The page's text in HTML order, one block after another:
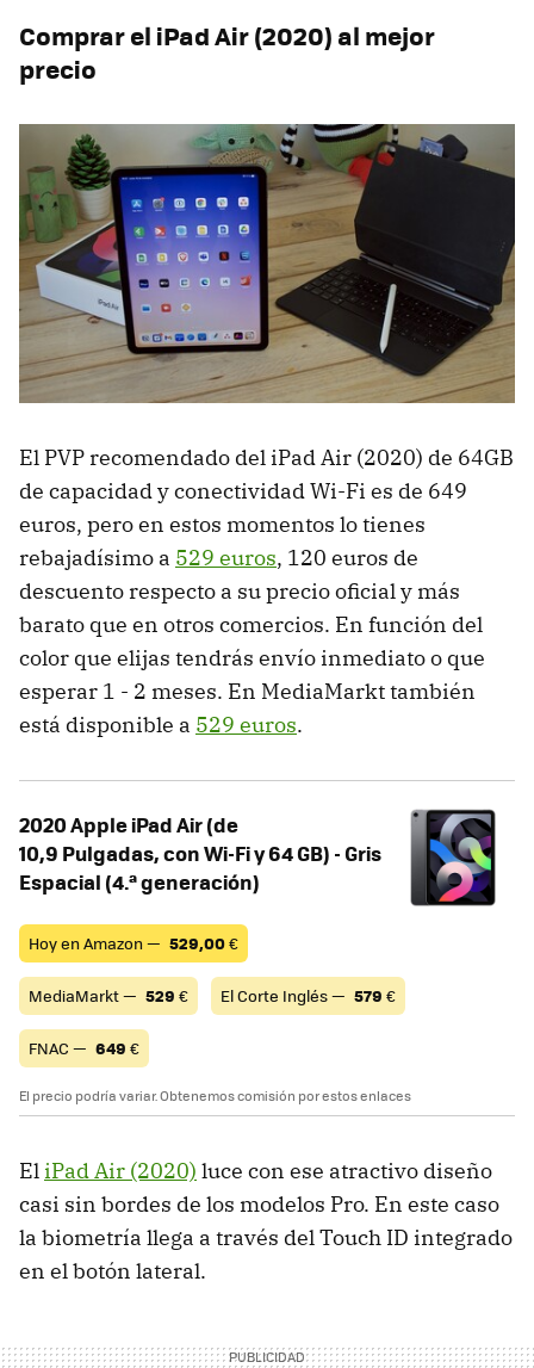
Comprar el iPad Air (2020) al mejor
precio
El PVP recomendado del iPad Air (2020) de 64GB
de capacidad y conectividad Wi-Fi es de 649
euros, pero en estos momentos lo tienes
rebajadísimo a 529 euros, 120 euros de
descuento respecto a su precio oficial y más
barato que en otros comercios. En función del
color que elijas tendrás envío inmediato o que
esperar 1 - 2 meses. En MediaMarkt también
está disponible a 529 euros.
2020 Apple iPad Air (de
10,9 Pulgadas, con Wi-Fi y 64 GB) - Gris
Espacial (4.ª generación)
Hoy en Amazon — 529,00€
MediaMarkt — 529 € El Corte Inglés — 579 €
FNAC — 649 €
El precio podría variar. Obtenemos comisión por estos enlaces
El iPad Air (2020) luce con ese atractivo diseño
casi sin bordes de los modelos Pro. En este caso
la biometría llega a través del Touch ID integrado
en el botón lateral.